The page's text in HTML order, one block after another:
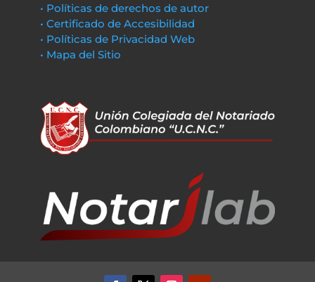
• Políticas de derechos de autor
• Certificado de Accesibilidad
• Políticas de Privacidad Web
• Mapa del Sitio